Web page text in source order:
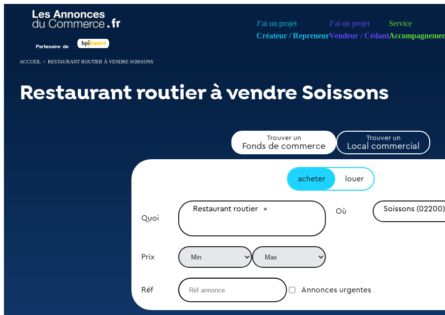
J’ai un projet
Créateur / Repreneur
J’ai un projet
Vendeur / Cédant
Service
ACCUEIL > RESTAURANT ROUTIER À VENDRE SOISSONS
Restaurant routier à vendre Soissons
Trouver un
Fonds de commerce
Trouver un
Local commercial
acheter louer
Quoi
Restaurant routier Où Soissons (02200)
Prix
Réf Annonces urgentes
Panneau de gestion des cookies